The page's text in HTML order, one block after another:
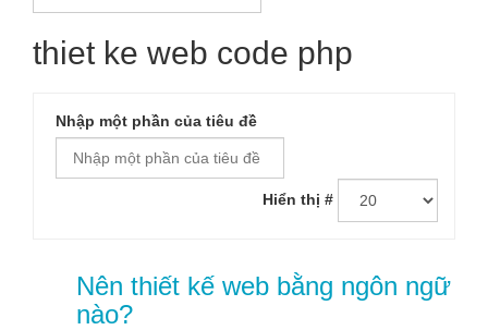
thiet ke web code php
Nhập một phần của tiêu đề
Hiển thị #
Nên thiết kế web bằng ngôn ngữ
nào?